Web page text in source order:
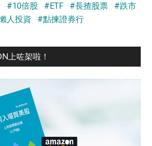
#10倍股 #ETF #長揸股票
#跌市
人投資 #點揀證券行
上咗架啦！